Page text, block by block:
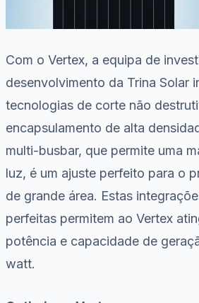
Com o Vertex, a equipa de
desenvolvimento da Trina Solar
tecnologias de corte não
encapsulamento de alta
multi-busbar, que permite uma
luz, é um ajuste perfeito para o
de grande área. Estas
perfeitas permitem ao Vertex
potência e capacidade de
watt.